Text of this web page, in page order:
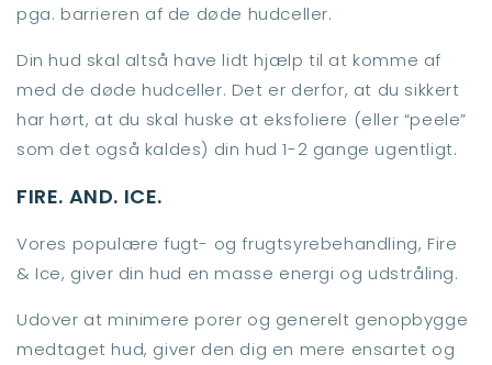
pga. barrieren af de døde hudceller.
Din hud skal altså have lidt hjælp til at komme af
med de døde hudceller. Det er derfor, at du sikkert
har hørt, at du skal huske at eksfoliere (eller “peele”
som det også kaldes) din hud 1-2 gange ugentligt.
FIRE. AND. ICE.
Vores populære fugt- og frugtsyrebehandling, Fire
& Ice, giver din hud en masse energi og udstråling.
Udover at minimere porer og generelt genopbygge
medtaget hud, giver den dig en mere ensartet og